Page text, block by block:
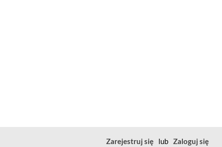
Zarejestruj się lub Zaloguj się